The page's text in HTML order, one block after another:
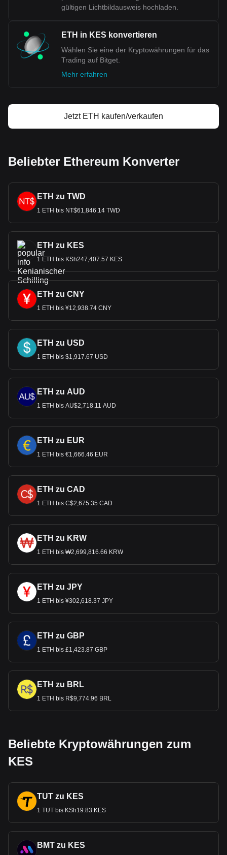
gültigen Lichtbildausweis hochladen.
ETH in KES konvertieren
Wählen Sie eine der Kryptowährungen für das
Trading auf Bitget.
Mehr erfahren
Jetzt ETH kaufen/verkaufen
Beliebter Ethereum Konverter
ETH zu TWD
1 ETH bis NT$61,846.14 TWD
ETH zu KES
1 ETH bis KSh247,407.57 KES
ETH zu CNY
1 ETH bis ¥12,938.74 CNY
ETH zu USD
1 ETH bis $1,917.67 USD
ETH zu AUD
1 ETH bis AU$2,718.11 AUD
ETH zu EUR
1 ETH bis €1,666.46 EUR
ETH zu CAD
1 ETH bis C$2,675.35 CAD
ETH zu KRW
1 ETH bis ₩2,699,816.66 KRW
ETH zu JPY
1 ETH bis ¥302,618.37 JPY
ETH zu GBP
1 ETH bis £1,423.87 GBP
ETH zu BRL
1 ETH bis R$9,774.96 BRL
Beliebte Kryptowährungen zum
KES
TUT zu KES
1 TUT bis KSh19.83 KES
BMT zu KES